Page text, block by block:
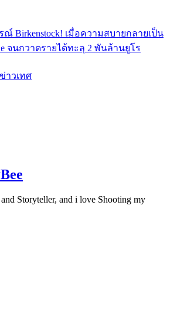
Birkenstock! เมื่อความสบายกลายเป็น
จนกวาดรายได้ทะลุ 2 พันล้านยูโร
ข่าวเทศ
Storyteller, and i love Shooting my